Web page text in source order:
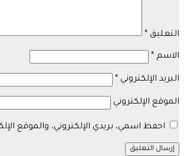
التعليق *
الاسم *
البريد الإلكتروني *
الموقع الإلكتروني
احفظ اسمي، بريدي الإلكتروني، والموقع